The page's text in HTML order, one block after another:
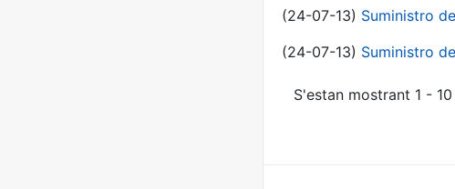
(24-07-13) Suministro
(24-07-13) Suministro
S'estan mostrant 1 -